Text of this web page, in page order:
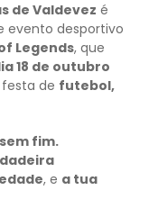
de Valdevez é
evento desportivo
Legends, que
18 de outubro
de futebol,
fim.
, e a tua